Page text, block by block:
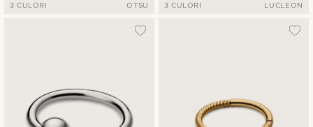
3 CULORI OTSU 3 CULORI LUCLEON